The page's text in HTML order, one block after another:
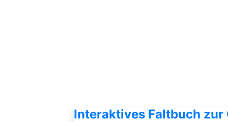
Interaktives Faltbuch